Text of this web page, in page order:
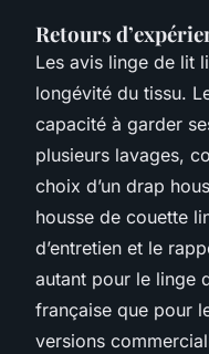
Retours
Les avis linge de lit
longévité du tissu.
capacité à garder
plusieurs lavages,
choix d’un drap
housse de couette
d’entretien et le
autant pour le linge
française que pour
versions